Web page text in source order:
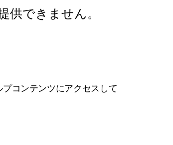
できません。
コンテンツにアクセスして